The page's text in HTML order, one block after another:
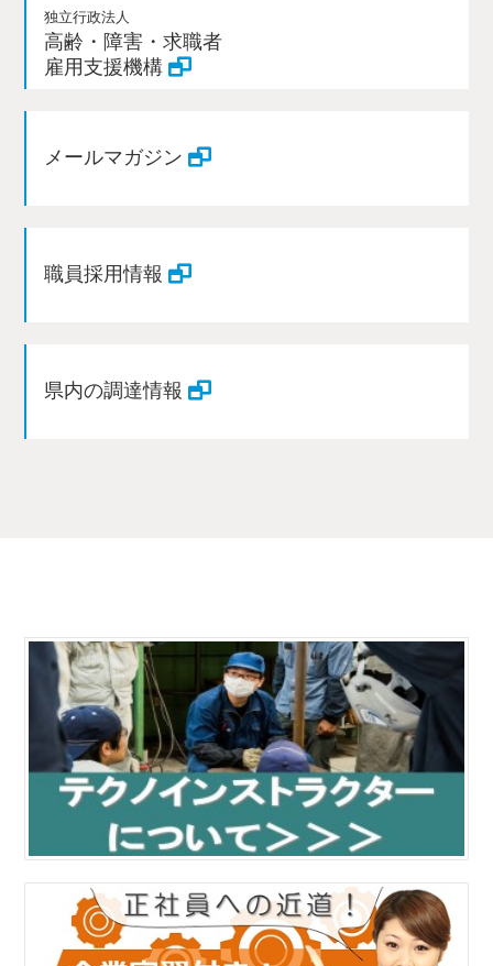
独立行政法人
高齢・障害・求職者
雇用支援機構
メールマガジン
職員採用情報
県内の調達情報